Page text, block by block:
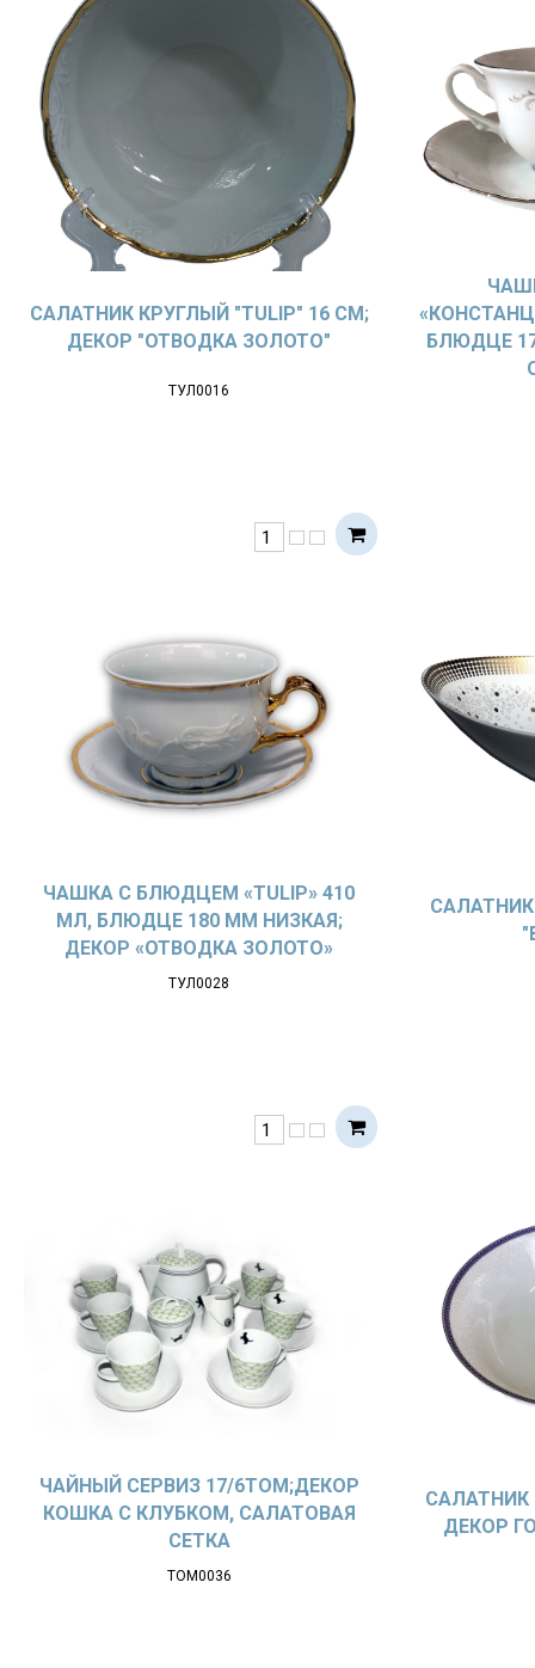
САЛАТНИК КРУГЛЫЙ "TULIP" 16 СМ;
ДЕКОР "ОТВОДКА ЗОЛОТО"
ТУЛ0016
БЛЮДЦЕ
ЧАШКА С БЛЮДЦЕМ «TULIP» 410
МЛ, БЛЮДЦЕ 180 ММ НИЗКАЯ;
ДЕКОР «ОТВОДКА ЗОЛОТО»
ТУЛ0028
САЛАТНИК
ЧАЙНЫЙ СЕРВИЗ 17/6TOM;ДЕКОР
КОШКА С КЛУБКОМ, САЛАТОВАЯ
СЕТКА
ТОМ0036
САЛАТНИК
ДЕКОР